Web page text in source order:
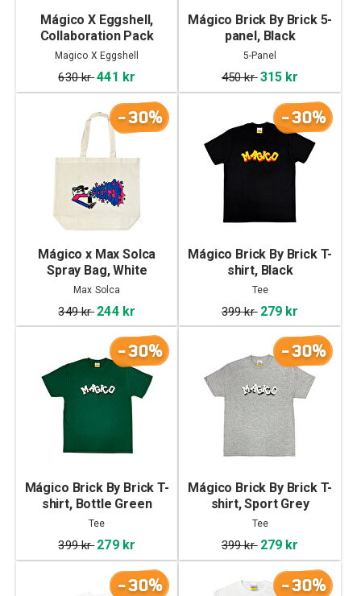
Mágico X Eggshell,
Collaboration Pack
Magico X Eggshell
630 kr441 kr
Mágico Brick By Brick 5-
panel, Black
5-Panel
450 kr315 kr
-30%
Mágico x Max Solca
Spray Bag, White
Max Solca
349 kr 244 kr
-30%
Mágico Brick By Brick T-
shirt, Black
Tee
399 kr 279 kr
-30%
Mágico Brick By Brick T-
shirt, Bottle Green
Tee
399 kr 279 kr
-30%
Mágico Brick By Brick T-
shirt, Sport Grey
Tee
399 kr 279 kr
-30% -30%